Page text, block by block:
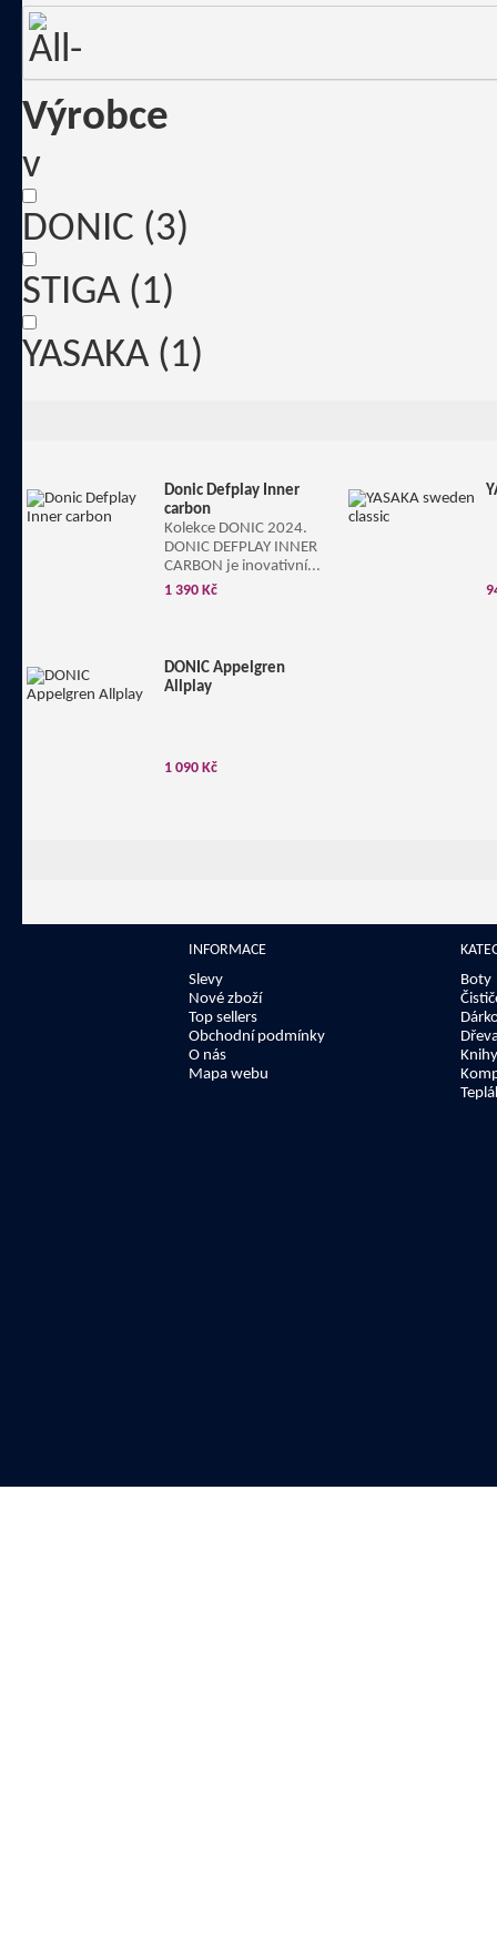
Výrobce
v
DONIC (3)
STIGA (1)
YASAKA (1)
Donic Defplay Inner
carbon
Kolekce DONIC 2024.
DONIC DEFPLAY INNER
CARBON je inovativní...
1 390 Kč
DONIC Appelgren
Allplay
1 090 Kč
INFORMACE
Slevy
Nové zboží
Top sellers
Obchodní podmínky
O nás
Mapa webu
Boty